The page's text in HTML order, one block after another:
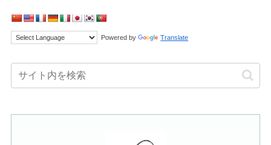
Powered by Translate